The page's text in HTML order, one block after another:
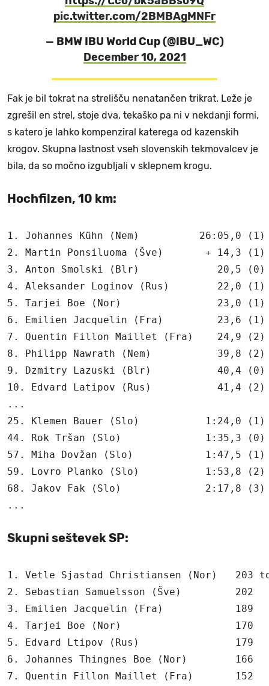
pic.twitter.com/2BMBAgMNFr
— BMW IBU World Cup (@IBU_WC)
December 10, 2021
Fak je bil tokrat na strelišču nenatančen trikrat. Leže je
zgrešil en strel, stoje dva, tekaško pa ni v nekdanji formi,
s katero je lahko kompenziral katerega od kazenskih
krogov. Skupna lastnost vseh slovenskih tekmovalcev je
bila, da so močno izgubljali v sklepnem krogu.
Hochfilzen, 10 km:
1. Johannes Kühn (Nem)          26:05,0 (1)
2. Martin Ponsiluoma (Šve)       + 14,3 (1)
3. Anton Smolski (Blr)             20,5 (0)
4. Aleksander Loginov (Rus)        22,0 (1)
5. Tarjei Boe (Nor)                23,0 (1)
6. Emilien Jacquelin (Fra)         23,6 (1)
7. Quentin Fillon Maillet (Fra)    24,9 (2)
8. Philipp Nawrath (Nem)           39,8 (2)
9. Dzmitry Lazuski (Blr)           40,4 (0)
10. Edvard Latipov (Rus)           41,4 (2)
...
25. Klemen Bauer (Slo)           1:24,0 (1)
44. Rok Tršan (Slo)              1:35,3 (0)
57. Miha Dovžan (Slo)            1:47,5 (1)
59. Lovro Planko (Slo)           1:53,8 (2)
68. Jakov Fak (Slo)              2:17,8 (3)
Skupni seštevek SP:
1. Vetle Sjastad Christiansen (Nor)   203
2. Sebastian Samuelsson (Šve)         202
3. Emilien Jacquelin (Fra)            189
4. Tarjei Boe (Nor)                   170
5. Edvard Ltipov (Rus)                179
6. Johannes Thingnes Boe (Nor)        166
7. Quentin Fillon Maillet (Fra)       152